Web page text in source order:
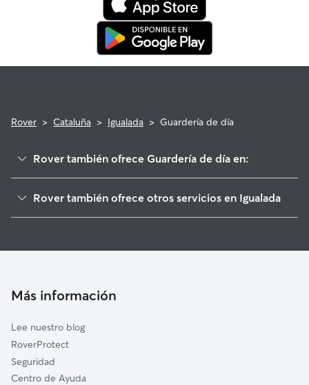
Rover > Cataluña > Igualada > Guardería de día
Rover también ofrece Guardería de día en:
Castellolí
Capellades
Vallbona d'Anoia
Castellfollit del Boix
Mediona
Rover también ofrece otros servicios en Igualada
Cuidadores a domicilio en Igualada
Más información
Lee nuestro blog
RoverProtect
Seguridad
Centro de Ayuda